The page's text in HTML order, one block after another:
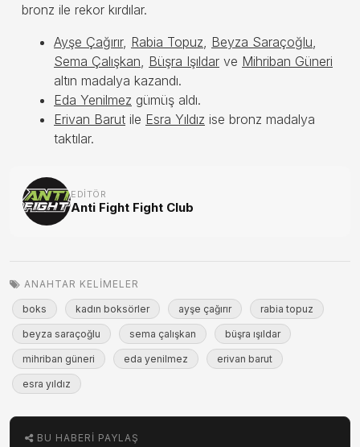
bronz ile rekor kırdılar.
Ayşe Çağırır, Rabia Topuz, Beyza Saraçoğlu,
Sema Çalışkan, Büşra Işıldar ve Mihriban Güneri
altın madalya kazandı.
Eda Yenilmez gümüş aldı.
Erivan Barut ile Esra Yıldız ise bronz madalya
taktılar.
EDITÖR
Anti Fight Fight Club
ANAHTAR KELIMELER
boks kadın boksörler ayşe çağırır rabia topuz
beyza saraçoğlu sema çalışkan büşra ışıldar
mihriban güneri eda yenilmez erivan barut
esra yıldız
BU HABERI PAYLAŞ